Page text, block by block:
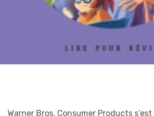
Warner Bros. Consumer Products